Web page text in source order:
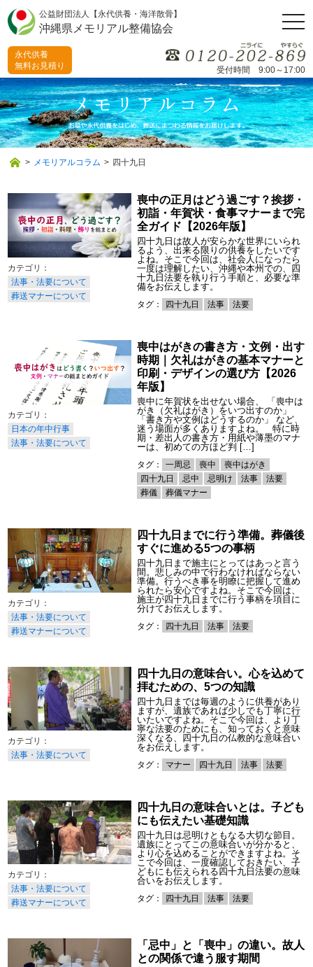
公益財団法人【永代供養・海洋散骨】
沖縄県メモリアル整備協会
受付時間 9:00～17:00
永代供養
無料お見積り
> メモリアルコラム > 四十九日
法事・法要について
葬送マナーについて
喪中の正月はどう過ごす？挨拶・
初詣・年賀状・食事マナーまで完
全ガイド【2026年版】
四十九日は故人が安らかな世界にいられ
るよう、出来る限りの供養をしたいです
よね。そこで今回は、社会人になったら
一度は理解したい、沖縄や本州での、四
十九日法要を執り行う手順と、必要な準
備をお伝えします。
タグ： 四十九日 法事 法要
日本の年中行事
法事・法要について
喪中はがきの書き方・文例・出す
時期｜欠礼はがきの基本マナーと
印刷・デザインの選び方【2026
年版】
喪中に年賀状を出せない場合、 「喪中は
がき（欠礼はがき）をいつ出すのか」
「書き方や文例はどうするのか」 など、
迷う場面が多くありますよね。 特に時
期・差出人の書き方・用紙や薄墨のマナ
ーは、初めての方ほど判 […]
タグ： 一周忌 喪中
喪中はがき
四十九日
忌中 忌明け 法事
法要
葬儀
葬儀マナー
法事・法要について
葬送マナーについて
四十九日までに行う準備。葬儀後
すぐに進める5つの事柄
四十九日まで施主にとってはあっと言う
間。悲しみの中で行わなければならない
準備。行うべき事を明瞭に把握して進め
られたら安心ですよね。そこで今回は、
施主が四十九日までに行う事柄を項目に
分けてお伝えします。
タグ： 四十九日 法事 法要
法事・法要について
四十九日の意味合い。心を込めて
拝むための、5つの知識
四十九日までは毎週のように供養があり
ますが、遺族であれば少しでも丁寧に行
いたいですよね。そこで今回は、より丁
寧な法要のためにも、知っておくと意味
深くなる、四十九日の仏教的な意味合い
をお伝えします。
タグ： マナー 四十九日 法事 法要
法事・法要について
葬送マナーについて
四十九日の意味合いとは。子ども
にも伝えたい基礎知識
四十九日は忌明けともなる大切な節目。
遺族にとってこの意味合いが分かると、
より心を込めることができますよね。そ
こで今回は、一度確認しておきたい、子
どもにも伝えられる四十九日法要の意味
合いをお伝えします。
タグ： 四十九日 法事 法要
「忌中」と「喪中」の違い。故人
との関係で違う服す期間